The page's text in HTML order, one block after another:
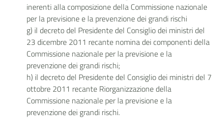
inerenti alla composizione della Commissione nazionale
per la previsione e la prevenzione dei grandi rischi
g) il decreto del Presidente del Consiglio dei ministri del
23 dicembre 2011 recante nomina dei componenti della
Commissione nazionale per la previsione e la
prevenzione dei grandi rischi;
h) il decreto del Presidente del Consiglio dei ministri del 7
ottobre 2011 recante Riorganizzazione della
Commissione nazionale per la previsione e la
prevenzione dei grandi rischi.